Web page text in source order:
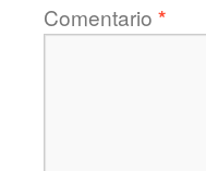
Comentario *